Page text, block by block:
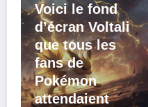
Voici le fond
d’écran Voltali
que tous les
fans de
Pokémon
attendaient